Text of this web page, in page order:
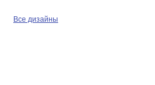
Все дизайны